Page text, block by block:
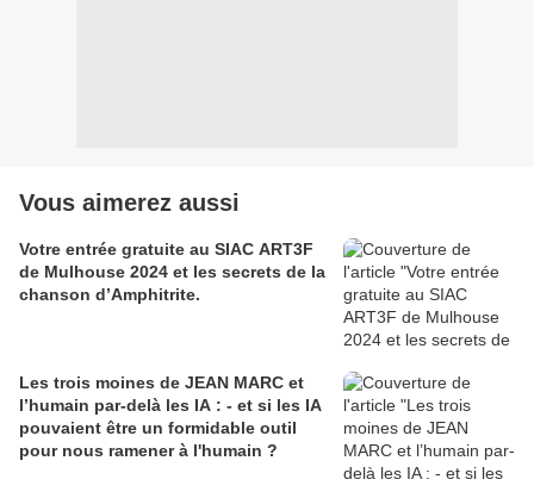
Vous aimerez aussi
Votre entrée gratuite au SIAC ART3F
de Mulhouse 2024 et les secrets de la
chanson d’Amphitrite.
Les trois moines de JEAN MARC et
l’humain par-delà les IA : - et si les IA
pouvaient être un formidable outil
pour nous ramener à l'humain ?